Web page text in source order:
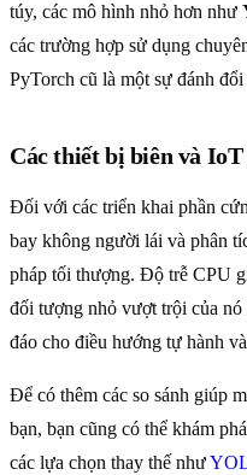
túy, các mô hình nhỏ hơn như
các trường hợp sử dụng
PyTorch cũ là một sự đánh
Các thiết bị biên và
Đối với các triển khai phần
bay không người lái và phân
pháp tối thượng. Độ trễ CPU
đối tượng nhỏ vượt trội của
đáo cho điều hướng tự hành
Để có thêm các so sánh giúp
bạn, bạn cũng có thể khám
các lựa chọn thay thế như